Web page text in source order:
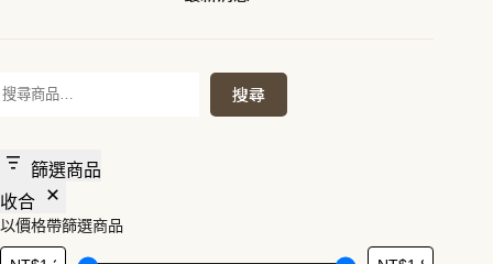
搜
搜尋
篩選商品
收合
以價格帶篩選商品